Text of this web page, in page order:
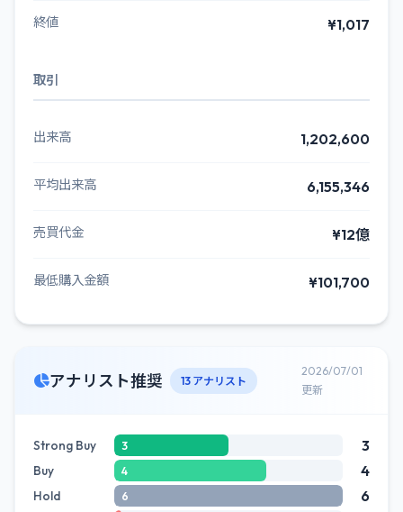
終値 ¥1,017
取引
出来高 1,202,600
平均出来高 6,155,346
売買代金 ¥12億
最低購入金額 ¥101,700
アナリスト推奨 13 アナリスト
2026/07/01
更新
Strong Buy 3 3
Buy 4 4
Hold 6 6